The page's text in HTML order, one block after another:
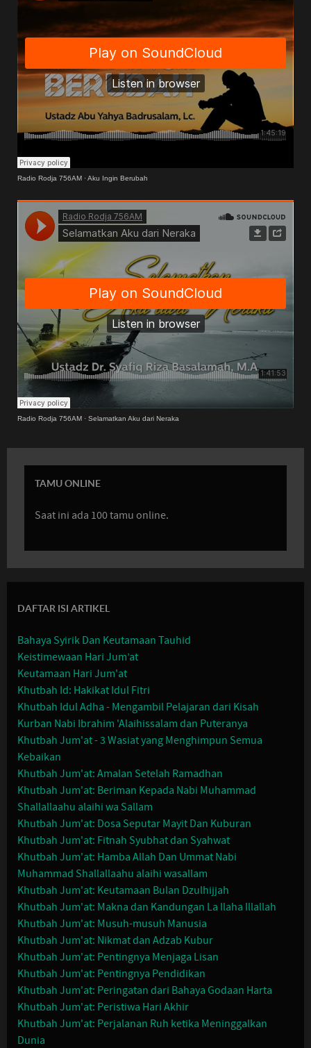
Radio Rodja 756AM ·Aku Ingin Berubah
Radio Rodja 756AM · Selamatkan Aku dari Neraka
TAMU ONLINE
Saat ini ada 100 tamu online.
DAFTAR ISI ARTIKEL
Bahaya Syirik Dan Keutamaan Tauhid
Keistimewaan Hari Jum’at
Keutamaan Hari Jum'at
Khutbah Id: Hakikat Idul Fitri
Khutbah Idul Adha - Mengambil Pelajaran dari Kisah
Kurban Nabi Ibrahim 'Alaihissalam dan Puteranya
Khutbah Jum'at - 3 Wasiat yang Menghimpun Semua
Kebaikan
Khutbah Jum'at: Amalan Setelah Ramadhan
Khutbah Jum'at: Beriman Kepada Nabi Muhammad
Shallallaahu alaihi wa Sallam
Khutbah Jum'at: Dosa Seputar Mayit Dan Kuburan
Khutbah Jum'at: Fitnah Syubhat dan Syahwat
Khutbah Jum'at: Hamba Allah Dan Ummat Nabi
Muhammad Shallallaahu alaihi wasallam
Khutbah Jum'at: Keutamaan Bulan Dzulhijjah
Khutbah Jum'at: Makna dan Kandungan La Ilaha Illallah
Khutbah Jum'at: Musuh-musuh Manusia
Khutbah Jum'at: Nikmat dan Adzab Kubur
Khutbah Jum'at: Pentingnya Menjaga Lisan
Khutbah Jum'at: Pentingnya Pendidikan
Khutbah Jum'at: Peringatan dari Bahaya Godaan Harta
Khutbah Jum'at: Peristiwa Hari Akhir
Khutbah Jum'at: Perjalanan Ruh ketika Meninggalkan
Dunia